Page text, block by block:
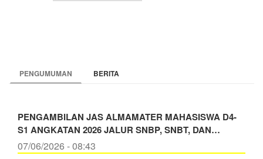
PENGUMUMAN BERITA
PENGAMBILAN JAS ALMAMATER MAHASISWA D4-
S1 ANGKATAN 2026 JALUR SNBP, SNBT, DAN…
07/06/2026 - 08:43